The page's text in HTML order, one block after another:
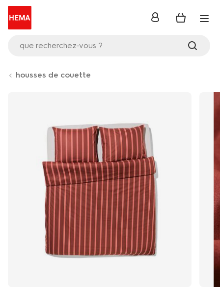
que recherchez-vous ?
se
housses de couette